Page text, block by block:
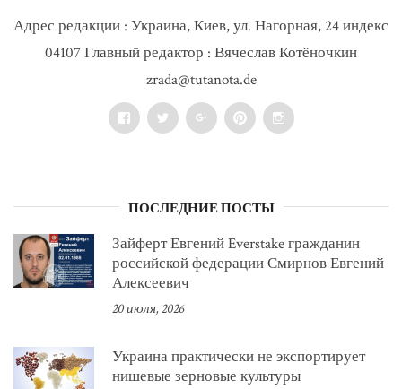
Адрес редакции : Украина, Киев, ул. Нагорная, 24 индекс
04107 Главный редактор : Вячеслав Котёночкин
zrada@tutanota.de
FacebookTwitter Google+PinterestInstagram
ПОСЛЕДНИЕ ПОСТЫ
Зайферт Евгений Everstake гражданин
российской федерации Смирнов Евгений
Алексеевич
20 июля, 2026
Украина практически не экспортирует
нишевые зерновые культуры